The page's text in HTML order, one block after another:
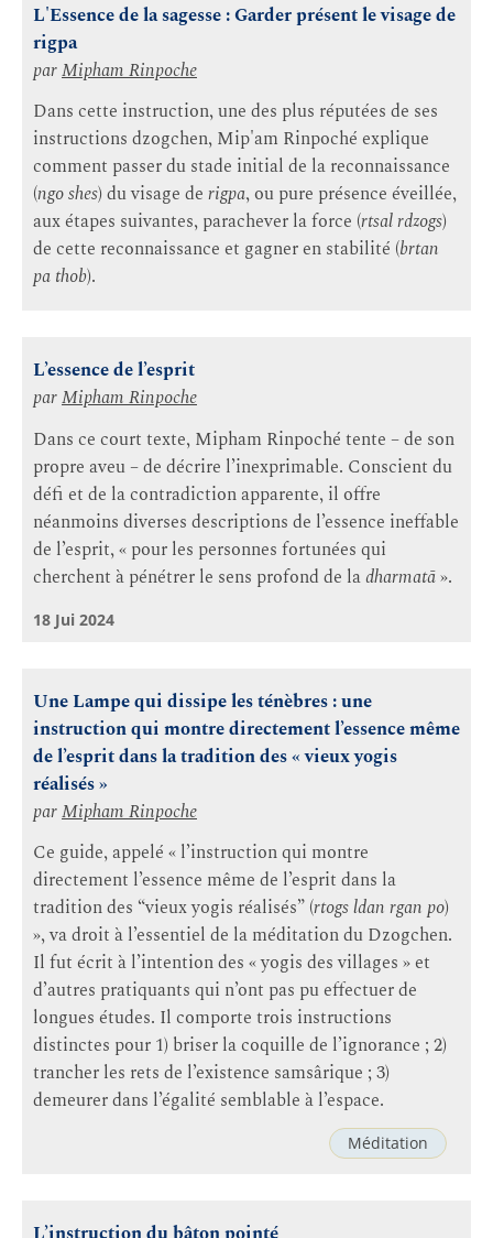
L'Essence de la sagesse : Garder présent le visage de
rigpa
parMipham Rinpoche
Dans cette instruction, une des plus réputées de ses
instructions dzogchen, Mip'am Rinpoché explique
comment passer du stade initial de la reconnaissance
(ngo shes) du visage de rigpa, ou pure présence éveillée,
aux étapes suivantes, parachever la force (rtsal rdzogs)
de cette reconnaissance et gagner en stabilité (brtan
pa thob).
L’essence de l’esprit
parMipham Rinpoche
Dans ce court texte, Mipham Rinpoché tente – de son
propre aveu – de décrire l’inexprimable. Conscient du
défi et de la contradiction apparente, il offre
néanmoins diverses descriptions de l’essence ineffable
de l’esprit, « pour les personnes fortunées qui
cherchent à pénétrer le sens profond de ladharmatā».
18 Jui 2024
Une Lampe qui dissipe les ténèbres : une
instruction qui montre directement l’essence même
de l’esprit dans la tradition des « vieux yogis
réalisés »
parMipham Rinpoche
Ce guide, appelé « l’instruction qui montre
directement l’essence même de l’esprit dans la
tradition des “vieux yogis réalisés” (rtogs ldan rgan po)
», va droit à l’essentiel de la méditation du Dzogchen.
Il fut écrit à l’intention des « yogis des villages » et
d’autres pratiquants qui n’ont pas pu effectuer de
longues études. Il comporte trois instructions
distinctes pour 1) briser la coquille de l’ignorance ; 2)
trancher les rets de l’existence samsârique ; 3)
demeurer dans l’égalité semblable à l’espace.
Méditation